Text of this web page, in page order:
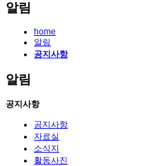
알림
home
알림
공지사항
알림
공지사항
공지사항
자료실
소식지
활동사진